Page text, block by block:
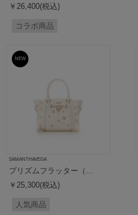
￥26,400(税込)
コラボ商品
NEW
SAMANTHAVEGA
プリズムフラッター（...
￥25,300(税込)
人気商品